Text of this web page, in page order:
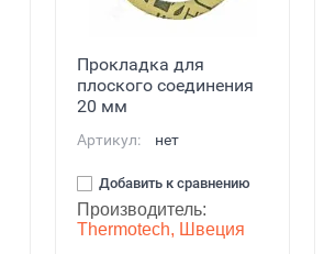
Прокладка для
плоского соединения
20 мм
Артикул: нет
Добавить к сравнению
Производитель:
Thermotech, Швеция